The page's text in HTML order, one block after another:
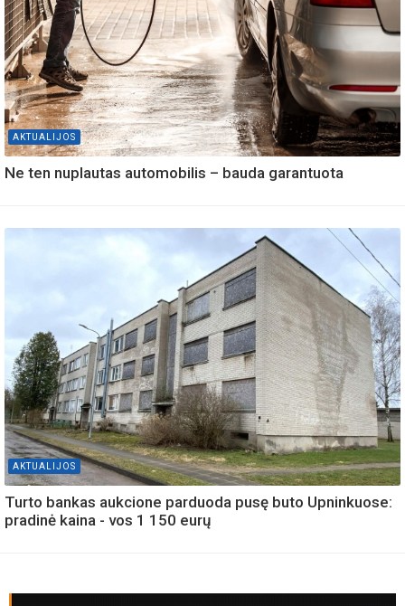
AKTUALIJOS
Ne ten nuplautas automobilis – bauda garantuota
AKTUALIJOS
Turto bankas aukcione parduoda pusę buto Upninkuose:
pradinė kaina - vos 1 150 eurų